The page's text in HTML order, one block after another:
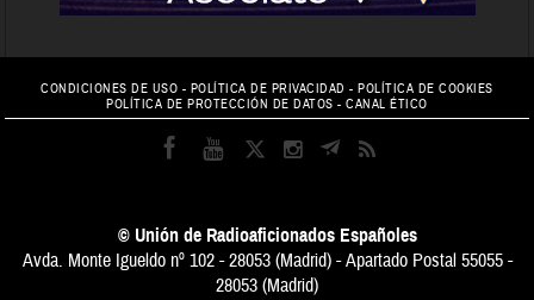
CONDICIONES DE USO - POLÍTICA DE PRIVACIDAD -POLÍTICA DE COOKIES
POLÍTICA DE PROTECCIÓN DE DATOS -CANAL ÉTICO
© Unión de Radioaficionados Españoles
Avda. Monte Igueldo nº 102 - 28053 (Madrid) - Apartado Postal 55055 -
28053 (Madrid)